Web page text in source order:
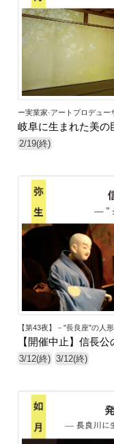
ー実業家·アートプロデュ
岐阜に生まれた美の
2/19(終)
【第43夜】－"長良座"の人
【開催中止】信長
3/12(終) 3/12(終)